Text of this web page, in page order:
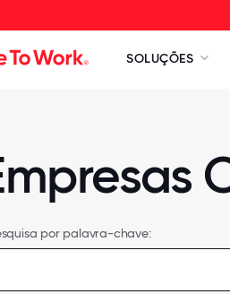
SOLUÇÕES
por palavra-chave: